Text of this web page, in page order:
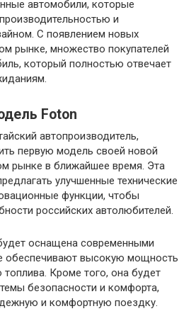
автомобили, которые
и
С появлением новых
рынке, множество покупателей
который полностью отвечает
Foton
автопроизводитель,
первую модель своей новой
рынке в ближайшее время. Эта
улучшенные технические
функции, чтобы
российских автолюбителей.
оснащена современными
обеспечивают высокую мощность
Кроме того, она будет
безопасности и комфорта,
и комфортную поездку.